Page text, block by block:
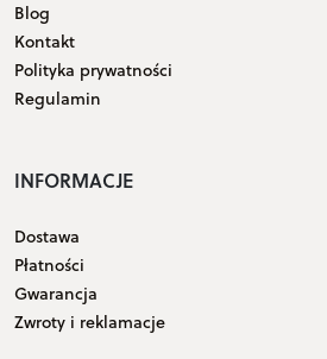
Blog
Kontakt
Polityka prywatności
Regulamin
INFORMACJE
Dostawa
Płatności
Gwarancja
Zwroty i reklamacje